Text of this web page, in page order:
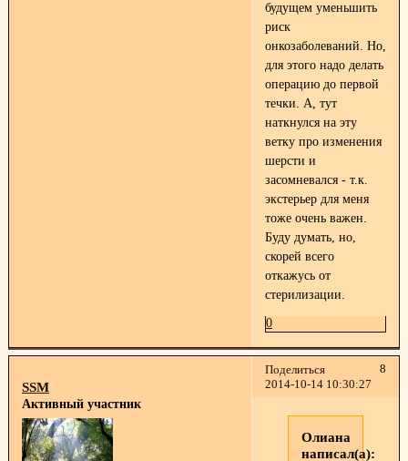
будущем уменьшить
риск
онкозаболеваний. Но,
для этого надо делать
операцию до первой
течки. А, тут
наткнулся на эту
ветку про изменения
шерсти и
засомневался - т.к.
экстерьер для меня
тоже очень важен.
Буду думать, но,
скорей всего
откажусь от
стерилизации.
0
Поделиться
8
2014-10-14 10:30:27
SSM
Активный участник
Олиана
написал(а):